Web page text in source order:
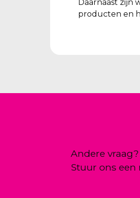
Daarnaast zijn
producten en
Andere vraag?
Stuur ons een